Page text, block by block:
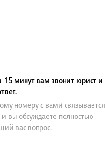
15 минут вам звонит юрист и
номеру с вами связывается
вы обсуждаете полностью
вас вопрос.